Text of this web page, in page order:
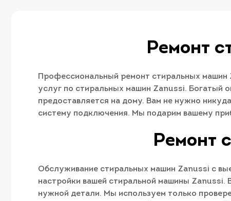
Ремонт
Профессиональный ремонт стиральных машин
услуг по стиральных машин Zanussi. Богатый
предоставляется на дому. Вам не нужно
систему подключения. Мы подарим вашему
Ремонт
Обслуживание стиральных машин Zanussi с
настройки вашей стиральной машины
нужной детали. Мы используем только